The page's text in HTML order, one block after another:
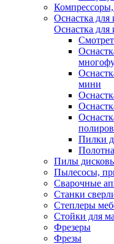
Оснастка для
Оснастка для
мини
Пилки
Пилы
Пылесосы,
Сварочные
Станки
Степлеры
Стойки для
Фрезеры
Фрезы